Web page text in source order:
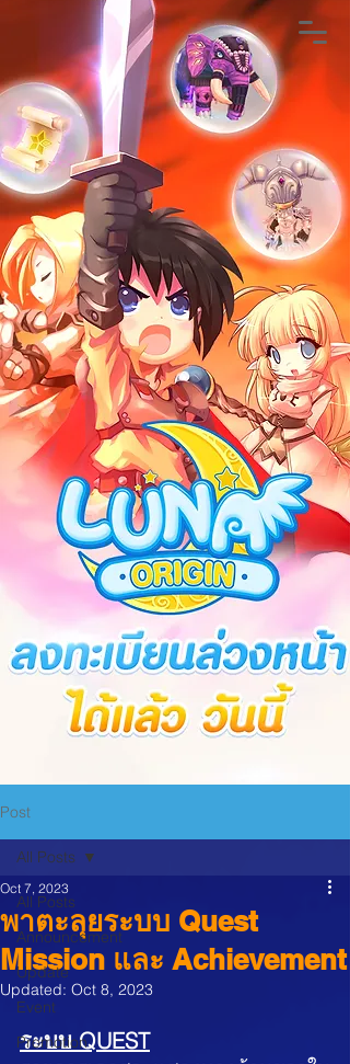
Post
All Posts
Announcement
Update
Event
Promotion
All Posts
พาตะลุยระบบ Quest
Mission และ Achievement
Oct 7, 2023
Updated: Oct 8, 2023
ระบบ QUEST